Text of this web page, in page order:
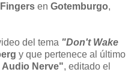
en Gotemburgo,
del tema "Don't Wake
y que pertenece al último
Audio Nerve", editado el